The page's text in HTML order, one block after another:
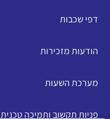
דפי שכבות
הודעות מזכירות
מערכת השעות
פניות תקשוב ותמיכה טכנית